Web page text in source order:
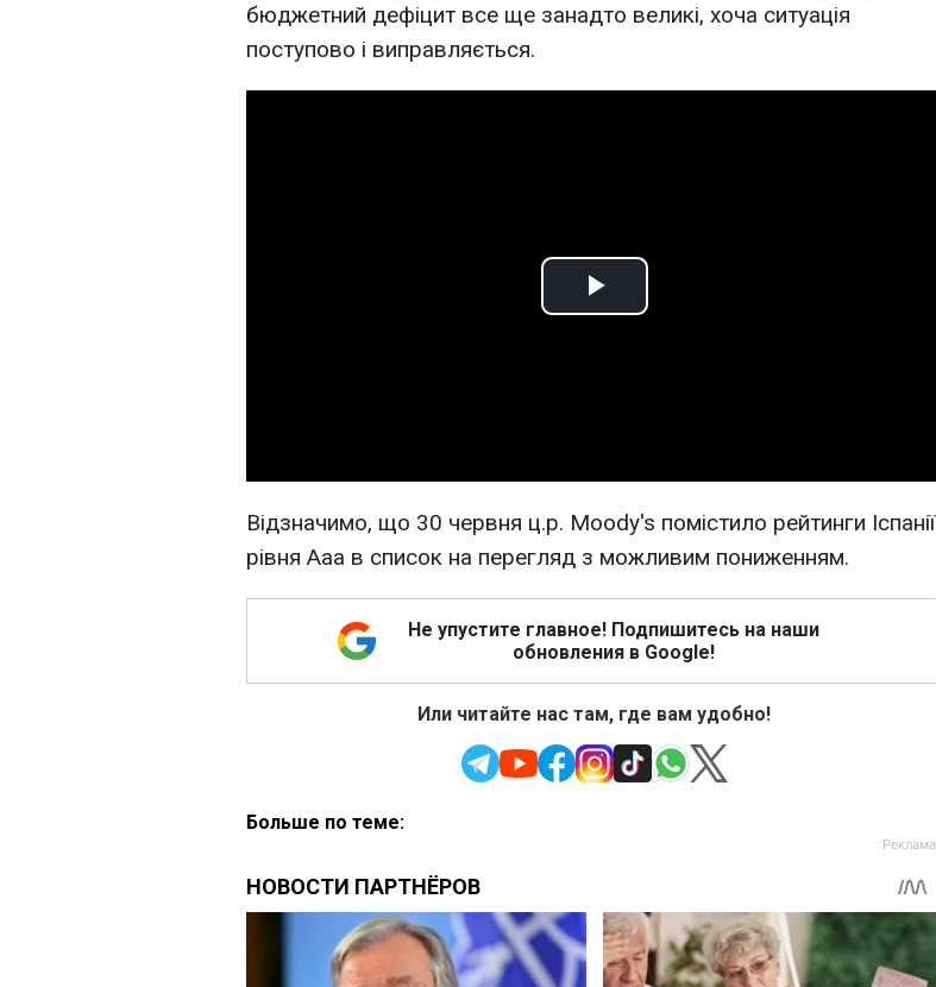
бюджетний дефіцит все ще занадто великі, хоча ситуація
поступово і виправляється.
Play
Відзначимо, що 30 червня ц.р. Moody's помістило рейтинги Іспанії
рівня Ааа в список на перегляд з можливим пониженням.
Не упустите главное! Подпишитесь на наши
обновления в Google!
Или читайте нас там, где вам удобно!
Больше по теме: